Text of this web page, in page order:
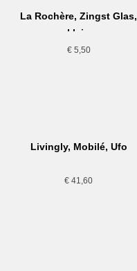
La Rochère, Zingst Glas,
klein
€5,50
Livingly, Mobilé, Ufo
€ 41,60